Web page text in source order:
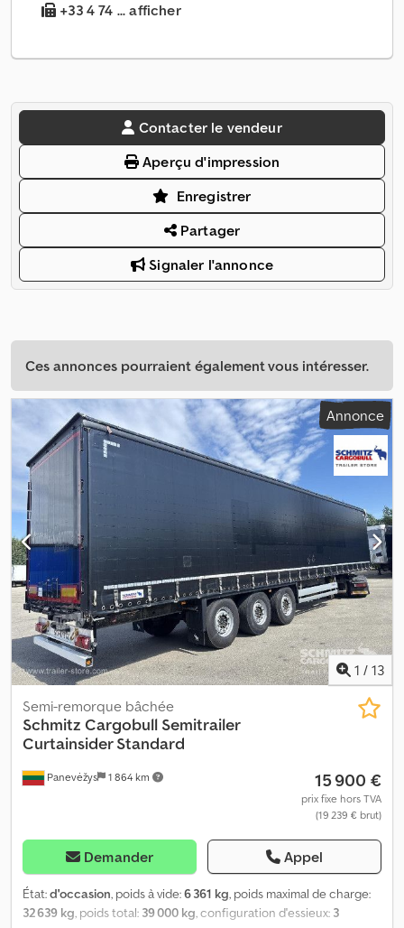
+33 4 74 ... afficher
Contacter le vendeur
Aperçu d'impression
Enregistrer
Partager
Signaler l'annonce
Ces annonces pourraient également vous intéresser.
Annonce
1 / 13
Panevėžys 1 864 km
Semi-remorque bâchée
Schmitz Cargobull Semitrailer
Curtainsider Standard
15 900 €
prix fixe hors TVA
(19 239 € brut)
Demander Appel
État:d'occasion, poids à vide:6 361 kg, poids maximal de charge:
32 639 kg , poids total: 39 000 kg , configuration d'essieux: 3